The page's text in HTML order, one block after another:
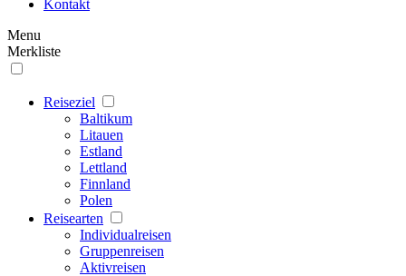
Kontakt
Menu
Merkliste
Reiseziel
Baltikum
Litauen
Estland
Lettland
Finnland
Polen
Reisearten
Individualreisen
Gruppenreisen
Aktivreisen